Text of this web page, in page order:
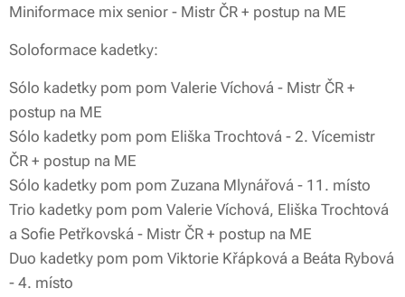
Miniformace mix senior - Mistr ČR + postup na ME
Soloformace kadetky:
Sólo kadetky pom pom Valerie Víchová - Mistr ČR +
postup na ME
Sólo kadetky pom pom Eliška Trochtová - 2. Vícemistr
ČR + postup na ME
Sólo kadetky pom pom Zuzana Mlynářová - 11. místo
Trio kadetky pom pom Valerie Víchová, Eliška Trochtová
a Sofie Petřkovská - Mistr ČR + postup na ME
Duo kadetky pom pom Viktorie Křápková a Beáta Rybová
- 4. místo